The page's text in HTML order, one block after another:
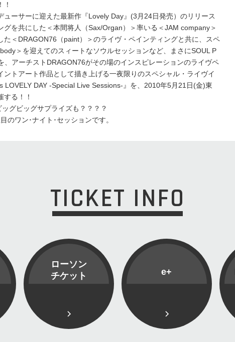
ューサーに迎えた最新作『Lovely Day』(3月24日発売）のリリース
グを共にした＜本間将人（Sax/Organ）＞率いる＜JAM company＞
た＜DRAGON76（paint）＞のライヴ・ペインティングと共に、スペ
＞を迎えてのスィートなソウルセッションなど、まさにSOUL P
、アーチストDRAGON76がその場のインスピレーションのライヴペ
ントアート作品として描き上げる一夜限りのスペシャル・ライヴイ
LOVELY DAY -Special Live Sessions-』を、2010年5月21日(金)東
る！！
グビッグサプライズも？？？？
のワン･ナイト･セッションです。
TICKET INFO
ローソン
チケット
e+